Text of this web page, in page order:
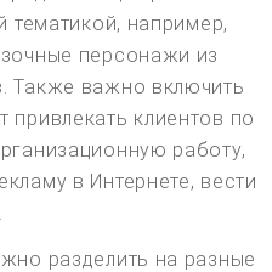
тематикой, например,
персонажи из
Также важно включить
клиентов по
работу,
в Интернете, вести
разделить на разные